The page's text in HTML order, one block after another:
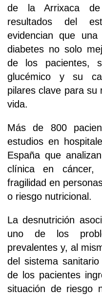
de la Arrixaca
resultados del
evidencian que
diabetes no solo
de los pacientes,
glucémico y su
pilares clave para su
vida.
Más de 800
estudios en
España que
clínica en cáncer,
fragilidad en
o riesgo nutricional.
La desnutrición
uno de los
prevalentes y, al
del sistema
de los pacientes
situación de riesgo